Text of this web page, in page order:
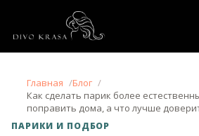
Главная
Блог
Как сделать парик более
поправить дома, а что лучше
ПАРИКИ И ПОДБОР